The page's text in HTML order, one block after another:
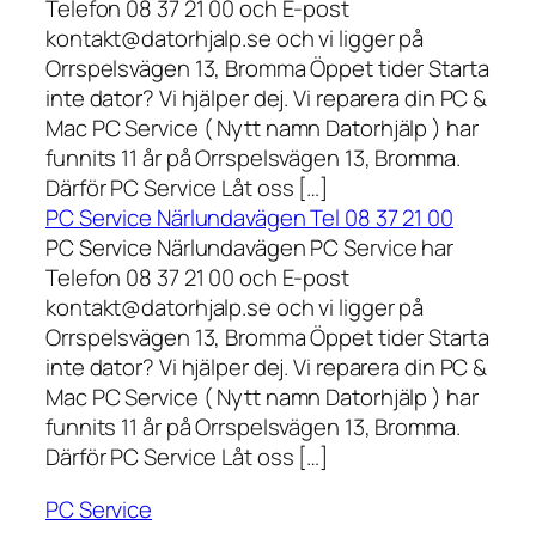
Telefon 08 37 21 00 och E-post
kontakt@datorhjalp.se och vi ligger på
Orrspelsvägen 13, Bromma Öppet tider Starta
inte dator? Vi hjälper dej. Vi reparera din PC &
Mac PC Service ( Nytt namn Datorhjälp ) har
funnits 11 år på Orrspelsvägen 13, Bromma.
Därför PC Service Låt oss […]
PC Service Närlundavägen Tel 08 37 21 00
PC Service Närlundavägen PC Service har
Telefon 08 37 21 00 och E-post
kontakt@datorhjalp.se och vi ligger på
Orrspelsvägen 13, Bromma Öppet tider Starta
inte dator? Vi hjälper dej. Vi reparera din PC &
Mac PC Service ( Nytt namn Datorhjälp ) har
funnits 11 år på Orrspelsvägen 13, Bromma.
Därför PC Service Låt oss […]
PC Service